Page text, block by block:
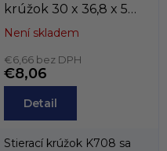
krúžok 30 x 36,8 x 5
K708-030
KASTAS
Není skladem
€6,66 bez DPH
€8,06
Detail
Stierací krúžok K708 sa